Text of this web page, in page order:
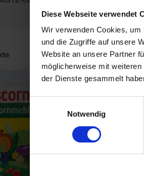
Diese Webseite verwendet
Wir verwenden Cookies,
und die Zugriffe auf unsere
Website an unsere Partner
möglicherweise mit
der Dienste gesammelt
Einwilligungsauswahl
Notwendig
Artikel-Nr.: